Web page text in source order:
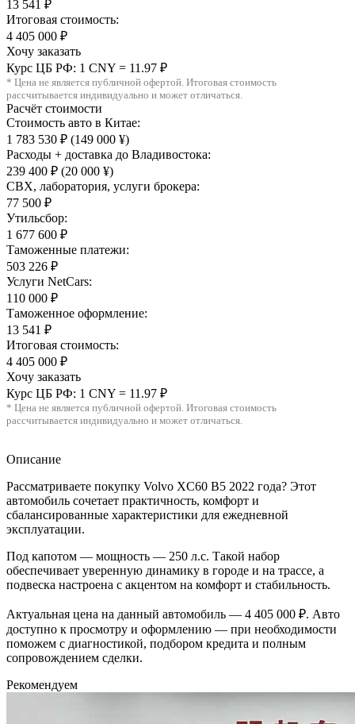
13 541 ₽
Итоговая стоимость:
4 405 000 ₽
Хочу заказать
Курс ЦБ РФ: 1 CNY = 11.97 ₽
* Цена не является публичной офертой. Итоговая стоимость
рассчитывается индивидуально и может отличаться.
Расчёт стоимости
Стоимость авто в Китае:
1 783 530 ₽ (149 000 ¥)
Расходы + доставка до Владивостока:
239 400 ₽ (20 000 ¥)
СВХ, лаборатория, услуги брокера:
77 500 ₽
Утильсбор:
1 677 600 ₽
Таможенные платежи:
503 226 ₽
Услуги NetCars:
110 000 ₽
Таможенное оформление:
13 541 ₽
Итоговая стоимость:
4 405 000 ₽
Хочу заказать
Курс ЦБ РФ: 1 CNY = 11.97 ₽
* Цена не является публичной офертой. Итоговая стоимость
рассчитывается индивидуально и может отличаться.
Описание
Рассматриваете покупку Volvo XC60 B5 2022 года? Этот
автомобиль сочетает практичность, комфорт и
сбалансированные характеристики для ежедневной
эксплуатации.
Под капотом — мощность — 250 л.с. Такой набор
обеспечивает уверенную динамику в городе и на трассе, а
подвеска настроена с акцентом на комфорт и стабильность.
Актуальная цена на данный автомобиль — 4 405 000 ₽. Авто
доступно к просмотру и оформлению — при необходимости
поможем с диагностикой, подбором кредита и полным
сопровождением сделки.
Рекомендуем